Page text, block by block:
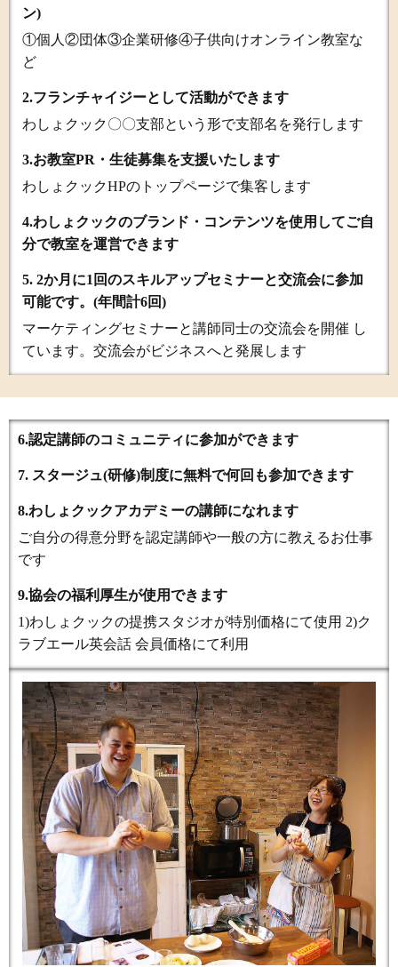
ン)
①個人②団体③企業研修④子供向けオンライン教室な
ど
2.フランチャイジーとして活動ができます
わしょクック〇〇支部という形で支部名を発行します
3.お教室PR・生徒募集を支援いたします
わしょクックHPのトップページで集客します
4.わしょクックのブランド・コンテンツを使用してご自
分で教室を運営できます
5. 2か月に1回のスキルアップセミナーと交流会に参加
可能です。(年間計6回)
マーケティングセミナーと講師同士の交流会を開催 し
ています。交流会がビジネスへと発展します
6.認定講師のコミュニティに参加ができます
7. スタージュ(研修)制度に無料で何回も参加できます
8.わしょクックアカデミーの講師になれます
ご自分の得意分野を認定講師や一般の方に教えるお仕事
です
9.協会の福利厚生が使用できます
1)わしょクックの提携スタジオが特別価格にて使用 2)ク
ラブエール英会話 会員価格にて利用